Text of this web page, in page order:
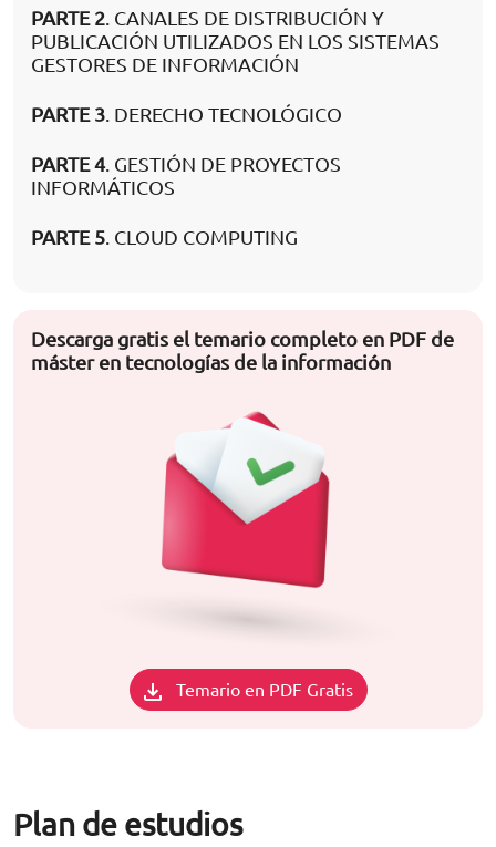
PARTE 2. CANALES DE DISTRIBUCIÓN Y
PUBLICACIÓN UTILIZADOS EN LOS SISTEMAS
GESTORES DE INFORMACIÓN
PARTE 3. DERECHO TECNOLÓGICO
PARTE 4. GESTIÓN DE PROYECTOS
INFORMÁTICOS
PARTE 5. CLOUD COMPUTING
Descarga gratis el temario completo en PDF de
máster en tecnologías de la información
Temario en PDF Gratis
Plan de estudios